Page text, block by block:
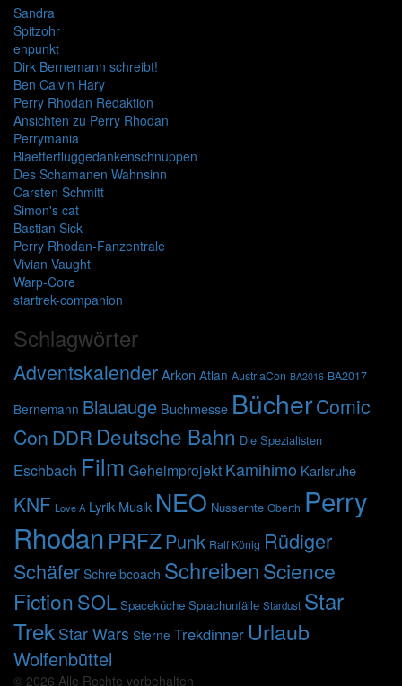
Sandra
Spitzohr
enpunkt
Dirk Bernemann schreibt!
Ben Calvin Hary
Perry Rhodan Redaktion
Ansichten zu Perry Rhodan
Perrymania
Blaetterfluggedankenschnuppen
Des Schamanen Wahnsinn
Carsten Schmitt
Simon's cat
Bastian Sick
Perry Rhodan-Fanzentrale
Vivian Vaught
Warp-Core
startrek-companion
Schlagwörter
AdventskalenderArkon Atlan AustriaCon BA2016 BA2017
Bernemann Blauauge Buchmesse BücherComic
Con DDR Deutsche Bahn Die Spezialisten
Eschbach Film Geheimprojekt Kamihimo Karlsruhe
KNF Love A Lyrik Musik NEO Nussernte Oberth Perry
Rhodan PRFZPunk Ralf König Rüdiger
Schäfer Schreibcoach SchreibenScience
FictionSOL Spaceküche Sprachunfälle Stardust Star
Trek Star Wars Sterne Trekdinner Urlaub
Wolfenbüttel
© 2026 Alle Rechte vorbehalten